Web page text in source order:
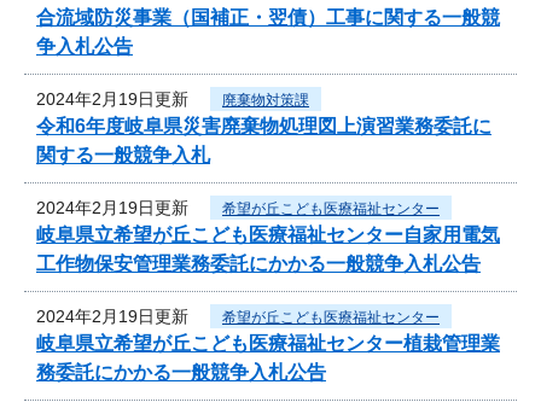
合流域防災事業（国補正・翌債）工事に関する一般競
争入札公告
2024年2月19日更新 廃棄物対策課
令和6年度岐阜県災害廃棄物処理図上演習業務委託に
関する一般競争入札
2024年2月19日更新 希望が丘こども医療福祉センター
岐阜県立希望が丘こども医療福祉センター自家用電気
工作物保安管理業務委託にかかる一般競争入札公告
2024年2月19日更新 希望が丘こども医療福祉センター
岐阜県立希望が丘こども医療福祉センター植栽管理業
務委託にかかる一般競争入札公告